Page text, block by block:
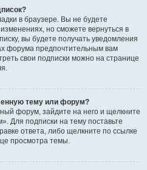
в браузере. Вы не будете
но сможете вернуться в
вы будете получать уведомления
форума предпочтительным вам
свои подписки можно на странице
тему или форум?
форум, зайдите на него и щелкните
Для подписки на тему поставьте
ответа, либо щелкните по ссылке
просмотра темы.